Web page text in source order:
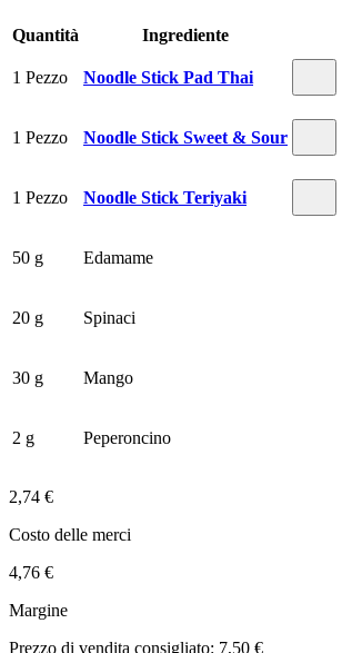
Quantità Ingrediente
1 Pezzo Noodle Stick Pad Thai
1 Pezzo Noodle Stick Sweet & Sour
1 Pezzo Noodle Stick Teriyaki
50 g Edamame
20 g Spinaci
30 g Mango
2 g Peperoncino
2,74 €
Costo delle merci
4,76 €
Margine
Prezzo di vendita consigliato: 7,50 €